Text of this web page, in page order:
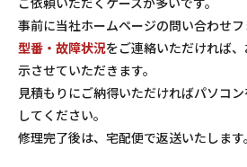
事前に当社ホームページの問い合わせフ
型番・故障状況をご連絡いただければ
示させていただきます。
見積もりにご納得いただければパソコ
してください。
修理完了後は、宅配便で返送いたします。